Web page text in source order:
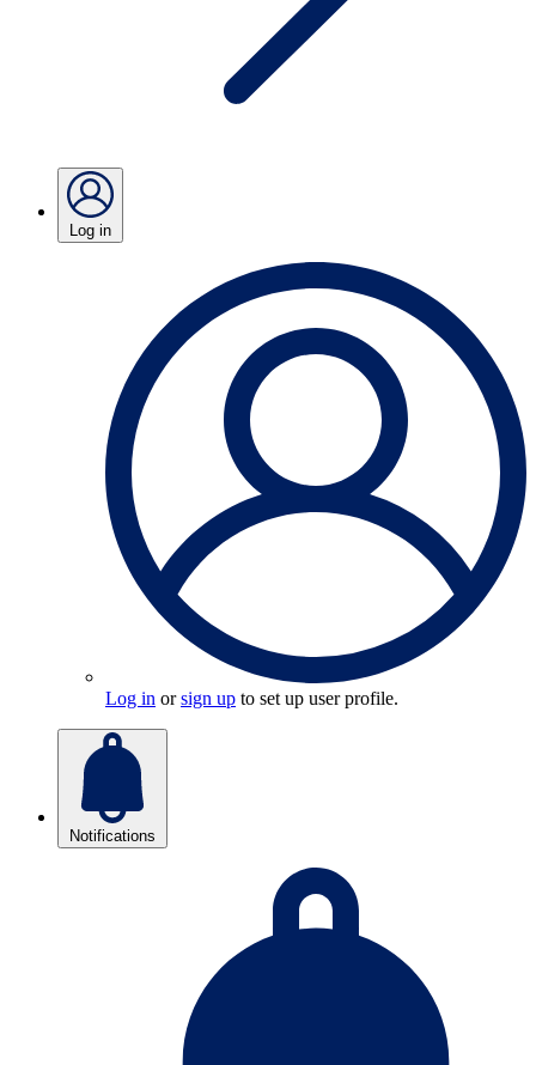
Log in
Log in orsign up to set up user profile.
Notifications